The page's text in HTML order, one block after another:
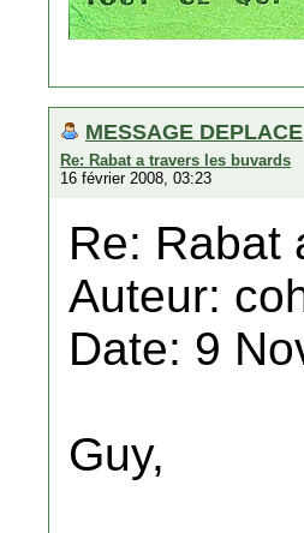
MESSAGE DEPLACE
Re: Rabat a travers les buvards
16 février 2008, 03:23
Re: Rabat
Auteur:
Date: 9
Guy,